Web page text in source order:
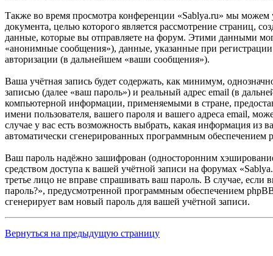
Также во время просмотра конференции «Sablya.ru» мы
документа, целью которого является рассмотрение
данные, которые вы отправляете на форум. Этими данными
«анонимные сообщения»), данные, указанные при
авторизации (в дальнейшем «ваши сообщения»).
Ваша учётная запись будет содержать, как минимум,
записью (далее «ваш пароль») и реальный адрес email (в
компьютерной информации, применяемыми в стране,
имени пользователя, вашего пароля и вашего адреса email,
случае у вас есть возможность выбрать, какая информация из
автоматически сгенерированных программным обеспечением
Ваш пароль надёжно зашифрован (односторонним
средством доступа к вашей учётной записи на форумах
третье лицо не вправе спрашивать ваш пароль. В случае, если
пароль?», предусмотренной программным обеспечением
сгенерирует вам новый пароль для вашей учётной записи.
Вернуться на предыдущую страницу